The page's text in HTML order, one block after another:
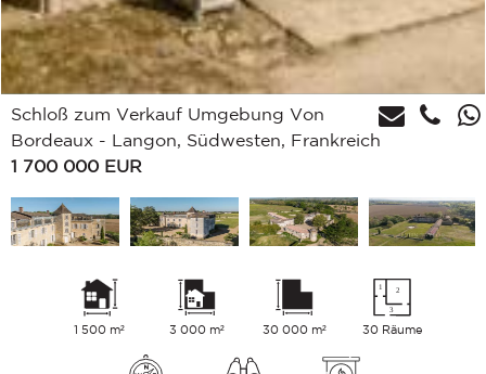
Schloß zum Verkauf Umgebung Von
Bordeaux - Langon, Südwesten, Frankreich
1 700 000 EUR
1 500 m² 3 000 m² 30 000 m² 30 Räume